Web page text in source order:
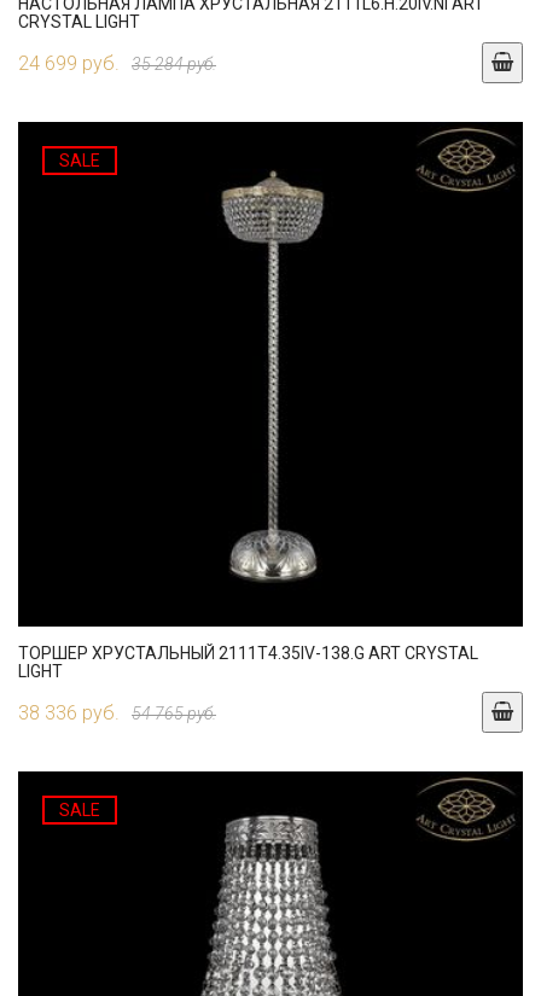
CRYSTAL LIGHT
24 699 руб. 35 284 руб.
SALE
ТОРШЕР ХРУСТАЛЬНЫЙ 2111T4.35IV-138.G ART CRYSTAL
LIGHT
38 336 руб. 54 765 руб.
SALE